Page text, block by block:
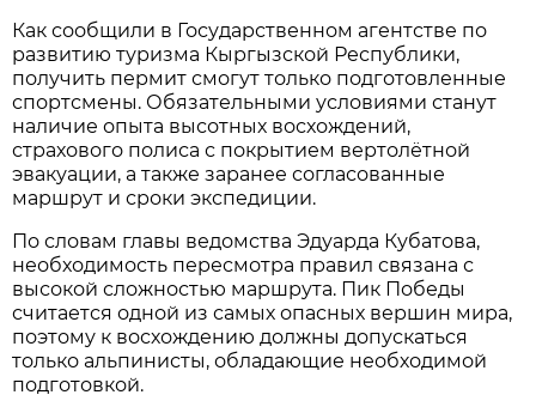
Как сообщили в Государственном агентстве по
развитию туризма Кыргызской Республики,
получить пермит смогут только подготовленные
спортсмены. Обязательными условиями станут
наличие опыта высотных восхождений,
страхового полиса с покрытием вертолётной
эвакуации, а также заранее согласованные
маршрут и сроки экспедиции.
По словам главы ведомства Эдуарда Кубатова,
необходимость пересмотра правил связана с
высокой сложностью маршрута. Пик Победы
считается одной из самых опасных вершин мира,
поэтому к восхождению должны допускаться
только альпинисты, обладающие необходимой
подготовкой.